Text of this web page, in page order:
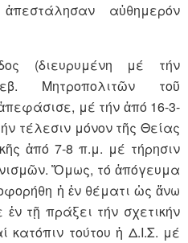
αὐθημερόν
(διευρυμένη μέ τήν
Μητροπολιτῶν τοῦ
μέ τήν ἀπό 16-3-
τέλεσιν μόνον τῆς Θείας
ἀπό 7-8 π.μ. μέ τήρησιν
Ὅμως, τό ἀπόγευμα
ἡ ἐν θέματι ὡς ἄνω
τῇ πράξει τήν σχετικήν
κατόπιν τούτου ἡ Δ.Ι.Σ. μέ